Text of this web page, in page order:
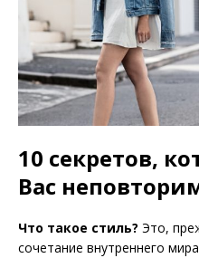
10 секретов,
Вас
Что такое стиль? Это,
сочетание внутреннего